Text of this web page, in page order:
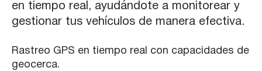
en tiempo real, ayudándote a monitorear y
gestionar tus vehículos de manera efectiva.
Rastreo GPS en tiempo real con capacidades de
geocerca.